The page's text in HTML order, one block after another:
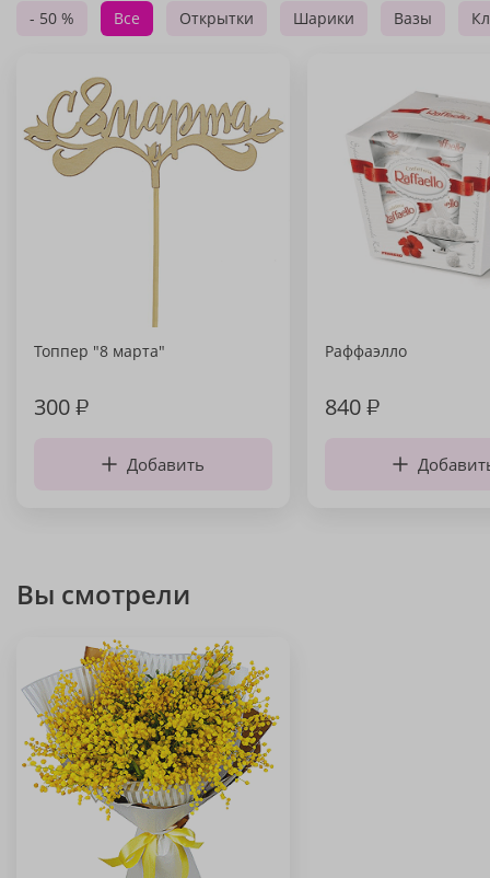
- 50 % Все Открытки Шарики Вазы
Топпер "8 марта"
300₽
Добавить
Раффаэлло
840₽
Вы смотрели